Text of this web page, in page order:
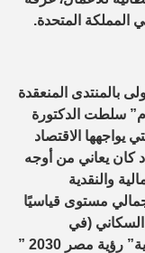
المملكة المتحدة.
بالمنتدى المنعقدة
سلطت الدكتورة
يواجهها الاقتصاد
الاقتصاد كان يعاني من أوجه
والنقدية
مستوى قياسيًا
السكاني (في
2010/2011)، لذلك صاغت الحكومة المصرية” رؤية مصر 2030 ”